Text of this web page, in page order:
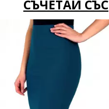
СЪЧЕТАЙ СЪС